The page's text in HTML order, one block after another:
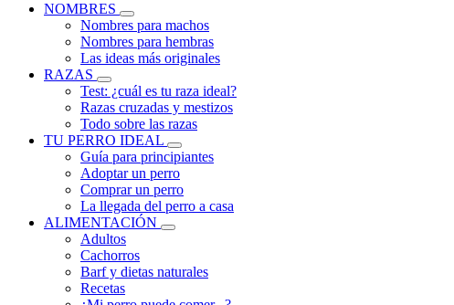
NOMBRES
Nombres para machos
Nombres para hembras
Las ideas más originales
RAZAS
Test: ¿cuál es tu raza ideal?
Razas cruzadas y mestizos
Todo sobre las razas
TU PERRO IDEAL
Guía para principiantes
Adoptar un perro
Comprar un perro
La llegada del perro a casa
ALIMENTACIÓN
Adultos
Cachorros
Barf y dietas naturales
Recetas